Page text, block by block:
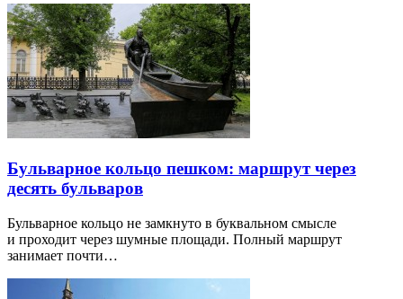
Бульварное кольцо пешком: маршрут через
десять бульваров
Бульварное кольцо не замкнуто в буквальном смысле
и проходит через шумные площади. Полный маршрут
занимает почти…